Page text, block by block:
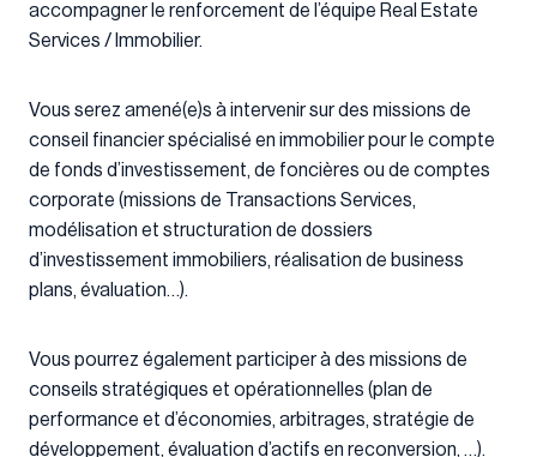
accompagner le renforcement de l’équipe Real Estate
Services / Immobilier.
Vous serez amené(e)s à intervenir sur des missions de
conseil financier spécialisé en immobilier pour le compte
de fonds d’investissement, de foncières ou de comptes
corporate (missions de Transactions Services,
modélisation et structuration de dossiers
d’investissement immobiliers, réalisation de business
plans, évaluation…).
Vous pourrez également participer à des missions de
conseils stratégiques et opérationnelles (plan de
performance et d’économies, arbitrages, stratégie de
développement, évaluation d’actifs en reconversion, …).